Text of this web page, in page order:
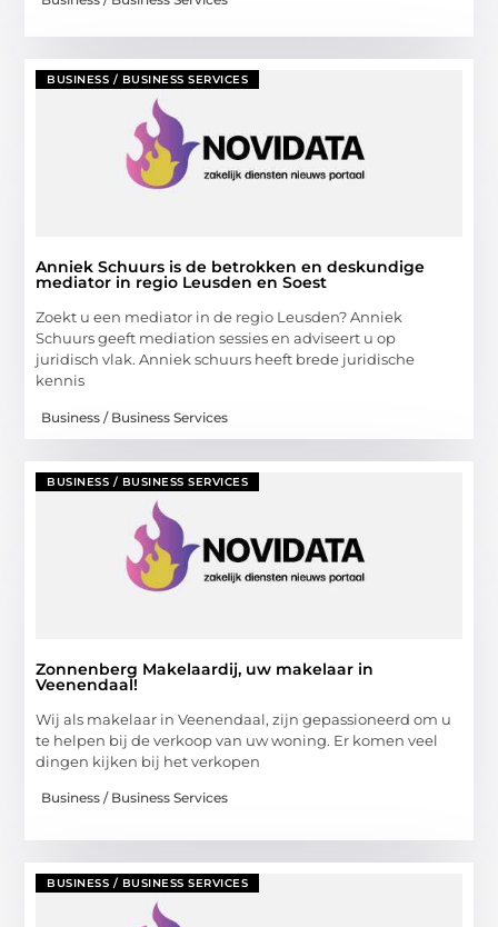
BUSINESS / BUSINESS SERVICES
Anniek Schuurs is de betrokken en deskundige
mediator in regio Leusden en Soest
Zoekt u een mediator in de regio Leusden? Anniek
Schuurs geeft mediation sessies en adviseert u op
juridisch vlak. Anniek schuurs heeft brede juridische
kennis
Business / Business Services
BUSINESS / BUSINESS SERVICES
Zonnenberg Makelaardij, uw makelaar in
Veenendaal!
Wij als makelaar in Veenendaal, zijn gepassioneerd om u
te helpen bij de verkoop van uw woning. Er komen veel
dingen kijken bij het verkopen
Business / Business Services
BUSINESS / BUSINESS SERVICES